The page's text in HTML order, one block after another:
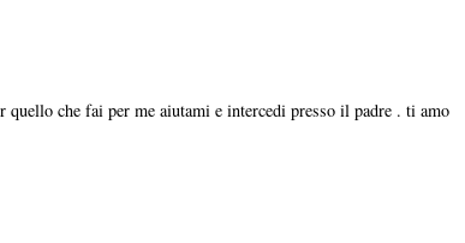
che fai per me aiutami e intercedi presso il padre . ti amo